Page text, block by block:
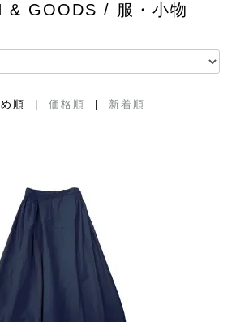
& GOODS / 服・小物
め順 | 価格順 新着順